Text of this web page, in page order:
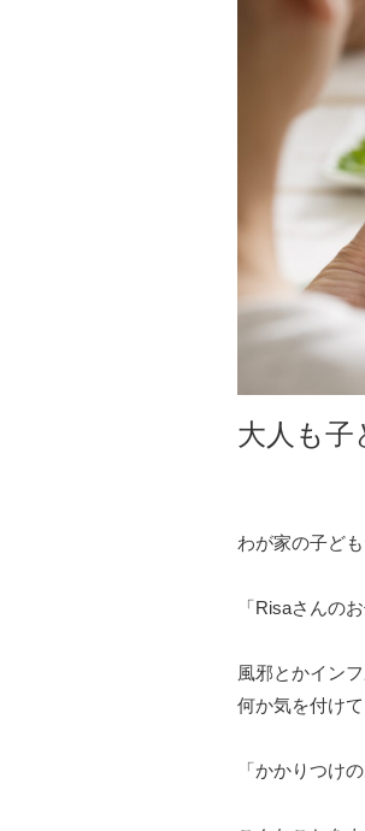
大人も子
わが家の子ど
「Risaさんの
風邪とかイン
何か気を付け
「かかりつけ